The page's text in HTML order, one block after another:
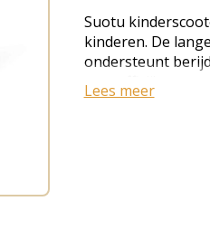
Suotu
kinderen. De
ondersteunt
step efficiënt en
levensduur van
Lees meer